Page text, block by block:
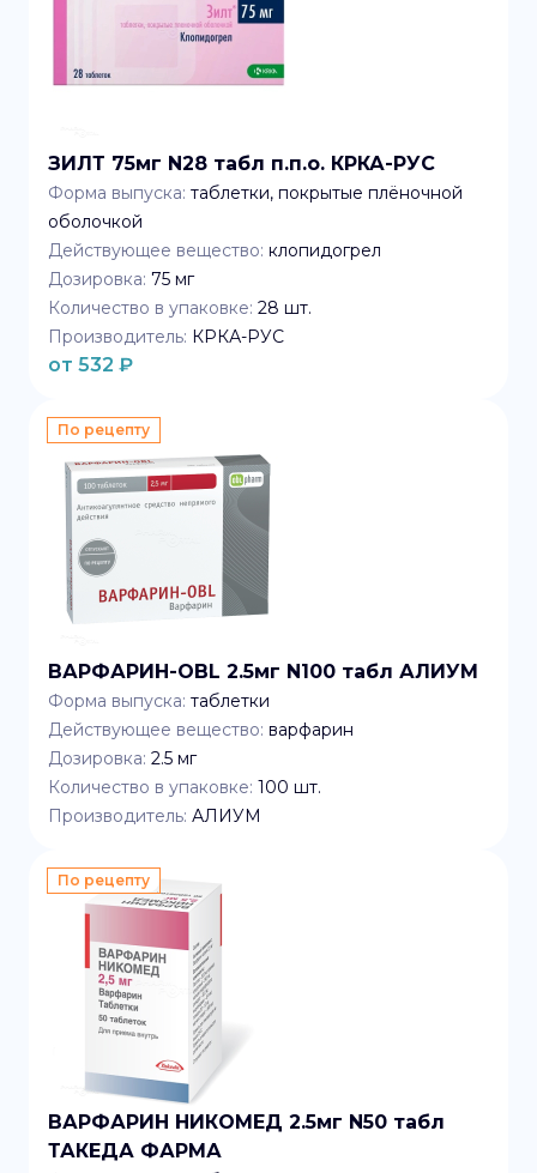
ЗИЛТ 75мг N28 табл п.п.о. КРКА-РУС
Форма выпуска: таблетки, покрытые плёночной
оболочкой
Действующее вещество: клопидогрел
Дозировка: 75 мг
Количество в упаковке: 28 шт.
Производитель: КРКА-РУС
от 532 ₽
По рецепту
ВАРФАРИН-OBL 2.5мг N100 табл АЛИУМ
Форма выпуска: таблетки
Действующее вещество: варфарин
Дозировка: 2.5 мг
Количество в упаковке: 100 шт.
Производитель: АЛИУМ
По рецепту
ВАРФАРИН НИКОМЕД 2.5мг N50 табл
ТАКЕДА ФАРМА